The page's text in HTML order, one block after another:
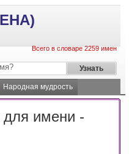
Всего в словаре 2259 имен
Народная мудрость
для имени -